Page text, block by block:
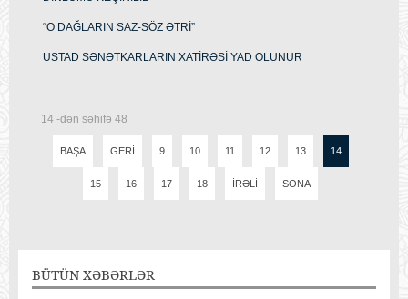
“O DAĞLARIN SAZ-SÖZ ƏTRİ”
USTAD SƏNƏTKARLARIN XATİRƏSİ YAD OLUNUR
14 -dən səhifə 48
BAŞA GERI 9 10 11 12 13 14
15 16 17 18 İRƏLI SONA
BÜTÜN XƏBƏRLƏR